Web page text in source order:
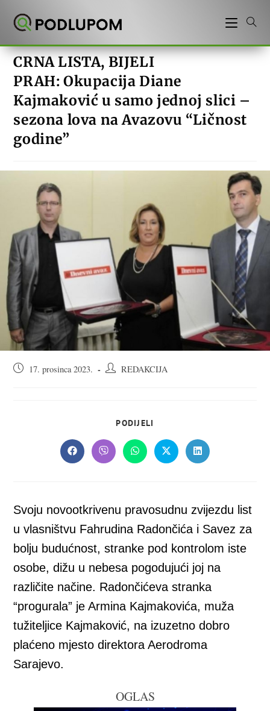
CRNA LISTA, BIJELI
PRAH: Okupacija Diane
Kajmaković u samo jednoj slici –
sezona lova na Avazovu “Ličnost
godine”
Objava17. prosinca 2023.
AutorREDAKCIJA
PODIJELI
CONTENT
Opens
in
Opens
in
Opens
in
Opens
in
Opens
in
Svoju novootkrivenu pravosudnu zvijezdu list
u vlasništvu Fahrudina Radončića i Savez za
bolju budućnost, stranke pod kontrolom iste
osobe, dižu u nebesa pogodujući joj na
različite načine. Radončićeva stranka
“progurala” je Armina Kajmakovića, muža
tužiteljice Kajmaković, na izuzetno dobro
plaćeno mjesto direktora Aerodroma
Sarajevo.
OGLAS